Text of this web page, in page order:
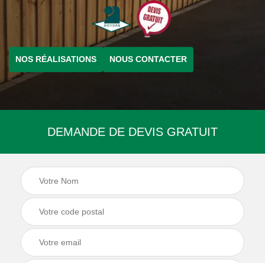
NOS RÉALISATIONS NOUS CONTACTER
DEMANDE DE DEVIS GRATUIT